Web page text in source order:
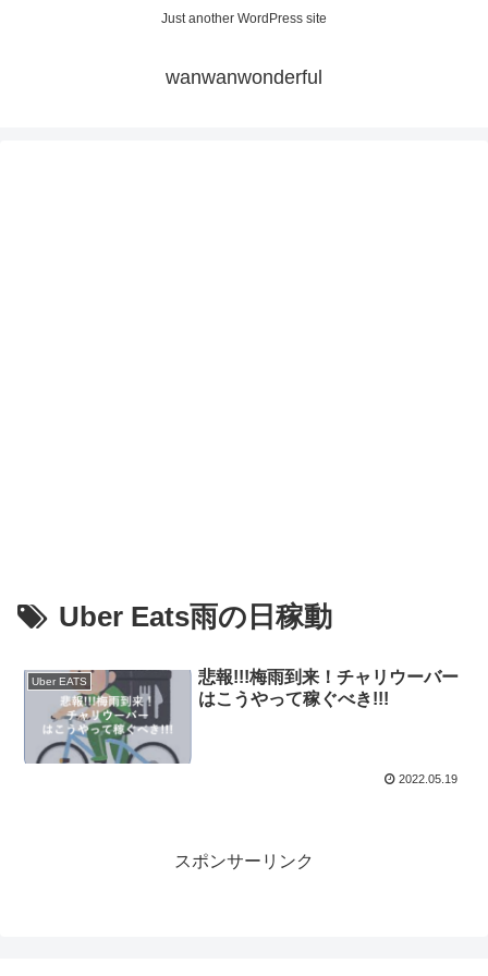
Just another WordPress site
wanwanwonderful
Uber Eats雨の日稼動
Uber EATS
悲報!!!梅雨到来！チャリウーバー
はこうやって稼ぐべき!!!
2022.05.19
スポンサーリンク